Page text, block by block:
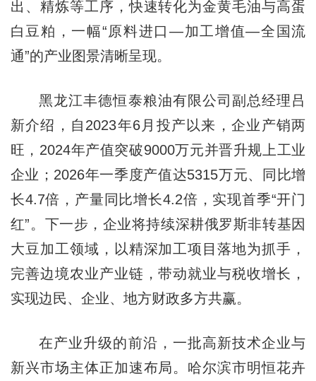
出、精炼等工序，快速转化为金黄毛油与高蛋
白豆粕，一幅“原料进口—加工增值—全国流
通”的产业图景清晰呈现。
黑龙江丰德恒泰粮油有限公司副总经理吕
新介绍，自2023年6月投产以来，企业产销两
旺，2024年产值突破9000万元并晋升规上工业
企业；2026年一季度产值达5315万元、同比增
长4.7倍，产量同比增长4.2倍，实现首季“开门
红”。下一步，企业将持续深耕俄罗斯非转基因
大豆加工领域，以精深加工项目落地为抓手，
完善边境农业产业链，带动就业与税收增长，
实现边民、企业、地方财政多方共赢。
在产业升级的前沿，一批高新技术企业与
新兴市场主体正加速布局。哈尔滨市明恒花卉